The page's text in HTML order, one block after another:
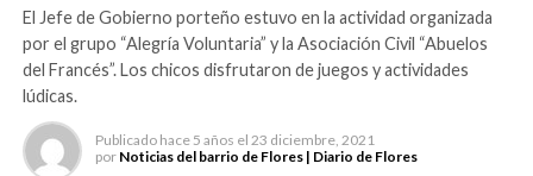
El Jefe de Gobierno porteño estuvo en la actividad organizada
por el grupo “Alegría Voluntaria” y la Asociación Civil “Abuelos
del Francés”. Los chicos disfrutaron de juegos y actividades
lúdicas.
Publicado hace 5 años el 23 diciembre, 2021
por Noticias del barrio de Flores | Diario de Flores